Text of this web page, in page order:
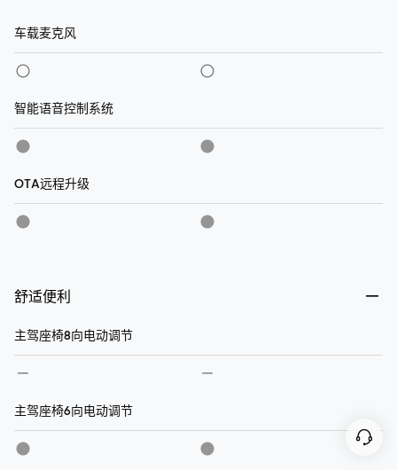
车载麦克风
智能语音控制系统
OTA远程升级
舒适便利
主驾座椅8向电动调节
主驾座椅6向电动调节